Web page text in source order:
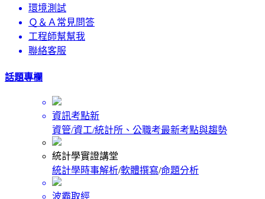
環境測試
Ｑ＆Ａ常見問答
工程師幫幫我
聯絡客服
話題專欄
資訊考點新
資管/資工/統計所、公職考最新考點與趨勢
統計學實證講堂
統計學時事解析/軟體撰寫/命題分析
波霸取經